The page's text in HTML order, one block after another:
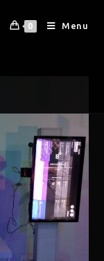
0 Menu